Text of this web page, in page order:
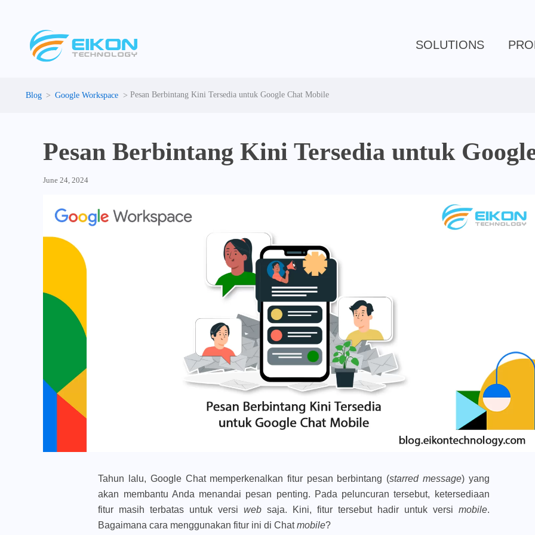
SOLUTIONS
Google Workspace Pesan Berbintang Kini Tersedia untuk Google Chat Mobile
Pesan Berbintang Kini Tersedia untuk
June 24, 2024
Tahun lalu, Google Chat memperkenalkan fitur pesan berbintang (starred message) yang
akan membantu Anda menandai pesan penting. Pada peluncuran tersebut, ketersediaan
fitur masih terbatas untuk versiwebsaja. Kini, fitur tersebut hadir untuk versi mobile.
Bagaimana cara menggunakan fitur ini di Chatmobile?